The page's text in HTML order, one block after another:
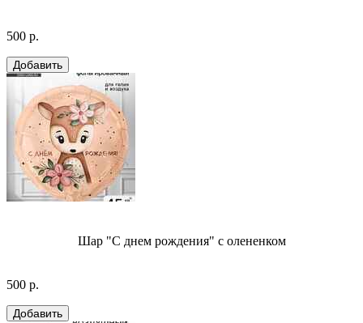
500 р.
Шар "С днем рождения" с олененком
500 р.